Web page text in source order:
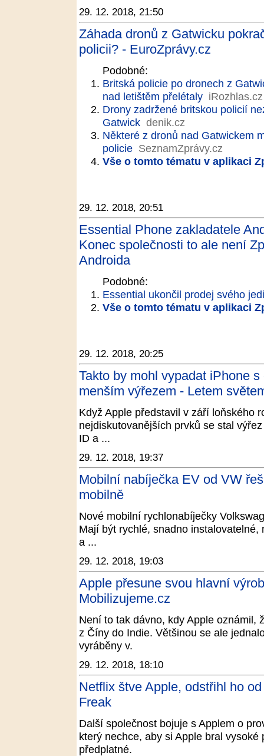
29. 12. 2018, 21:50
Záhada dronů z Gatwicku
policii? - EuroZprávy.cz
Podobné:
Britská policie po dronech z
nad letištěm přelétaly iRozhlas.cz
Drony zadržené britskou policií
Gatwick denik.cz
Některé z dronů nad Gatwickem
policie SeznamZprávy.cz
Vše o tomto tématu v aplikaci
29. 12. 2018, 20:51
Essential Phone zakladatele
Konec společnosti to ale není
Androida
Podobné:
Essential ukončil prodej svého
Vše o tomto tématu v aplikaci
29. 12. 2018, 20:25
Takto by mohl vypadat iPhone
menším výřezem - Letem
Když Apple představil v září loňského
nejdiskutovanějších prvků se stal
ID a ...
29. 12. 2018, 19:37
Mobilní nabíječka EV od VW
mobilně
Nové mobilní rychlonabíječky
Mají být rychlé, snadno
a ...
29. 12. 2018, 19:03
Apple přesune svou hlavní
Mobilizujeme.cz
Není to tak dávno, kdy Apple oznámil,
z Číny do Indie. Většinou se ale
vyráběny v.
29. 12. 2018, 18:10
Netflix štve Apple, odstřihl ho
Freak
Další společnost bojuje s Applem o
který nechce, aby si Apple bral
předplatné.